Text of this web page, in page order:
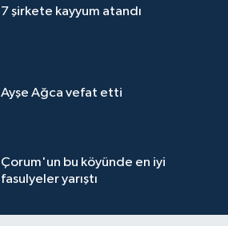
7 şirkete kayyum atandı
Ayşe Ağca vefat etti
Çorum'un bu köyünde en iyi
fasulyeler yarıştı